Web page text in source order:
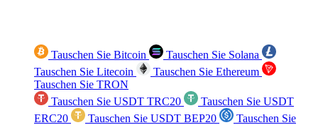
Tauschen Sie Bitcoin
Tauschen Sie Solana
Tauschen Sie Litecoin
Tauschen Sie Ethereum
Tauschen Sie TRON
Tauschen Sie USDT TRC20
Tauschen Sie USDT
ERC20
Tauschen Sie USDT BEP20
Tauschen Sie